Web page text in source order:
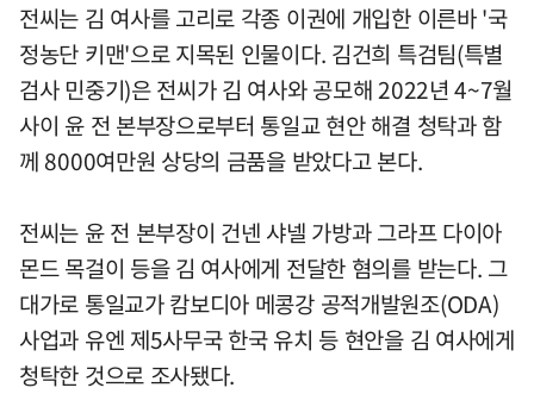
전씨는 김 여사를 고리로 각종 이권에 개입한 이른바 '국
정농단 키맨'으로 지목된 인물이다. 김건희 특검팀(특별
검사 민중기)은 전씨가 김 여사와 공모해 2022년 4~7월
사이 윤 전 본부장으로부터 통일교 현안 해결 청탁과 함
께 8000여만원 상당의 금품을 받았다고 본다.
전씨는 윤 전 본부장이 건넨 샤넬 가방과 그라프 다이아
몬드 목걸이 등을 김 여사에게 전달한 혐의를 받는다. 그
대가로 통일교가 캄보디아 메콩강 공적개발원조(ODA)
사업과 유엔 제5사무국 한국 유치 등 현안을 김 여사에게
청탁한 것으로 조사됐다.